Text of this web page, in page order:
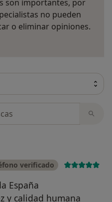
son importantes, por
no pueden
o eliminar opiniones.
verificado
España
y calidad humana